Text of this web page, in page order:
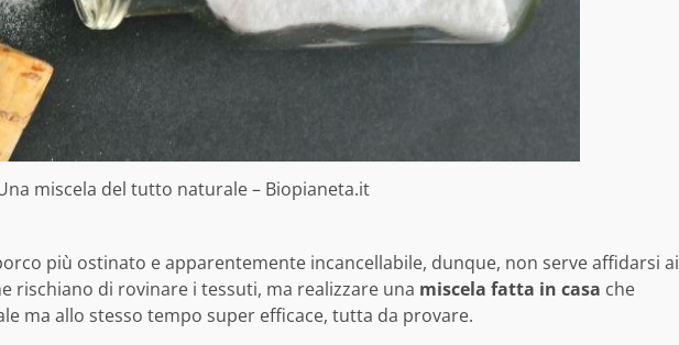
miscela del tutto naturale – Biopianeta.it
più ostinato e apparentemente incancellabile, dunque, non serve affidarsi ai
rischiano di rovinare i tessuti, ma realizzare una miscela fatta in casa che
ma allo stesso tempo super efficace, tutta da provare.